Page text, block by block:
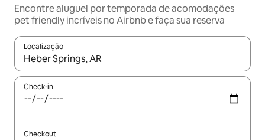
Encontre aluguel por temporada de acomodações
pet friendly incríveis no Airbnb e faça sua reserva
Localização
Quando os resultados estiverem disponíveis, explore-os
Check-in
Checkout